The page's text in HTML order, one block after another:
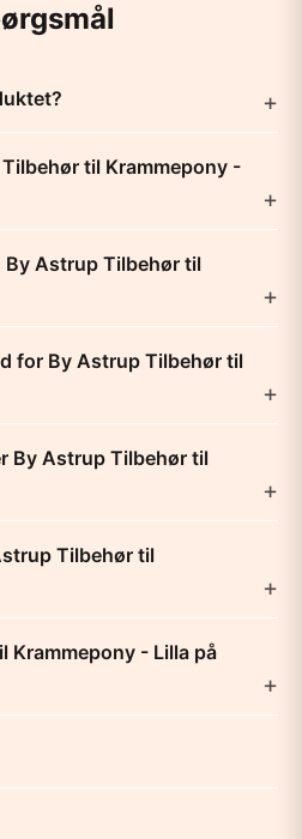
til Krammepony -
Astrup Tilbehør til
for By Astrup Tilbehør til
By Astrup Tilbehør til
Tilbehør til
Krammepony - Lilla på